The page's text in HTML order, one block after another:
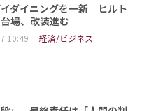
ダイニングを一新 ヒルト
場、改装進む
10:49 経済/ビジネス